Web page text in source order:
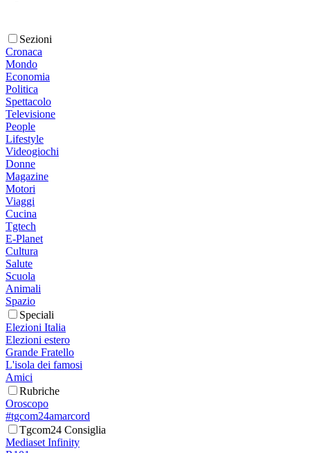
Sezioni
Cronaca
Mondo
Economia
Politica
Spettacolo
Televisione
People
Lifestyle
Videogiochi
Donne
Magazine
Motori
Viaggi
Cucina
Tgtech
E-Planet
Cultura
Salute
Scuola
Animali
Spazio
Speciali
Elezioni Italia
Elezioni estero
Grande Fratello
L'isola dei famosi
Amici
Rubriche
Oroscopo
#tgcom24amarcord
Tgcom24 Consiglia
Mediaset Infinity